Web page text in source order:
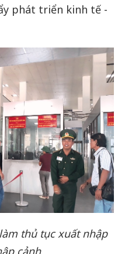
phát triển kinh tế -
thủ tục xuất nhập
cảnh